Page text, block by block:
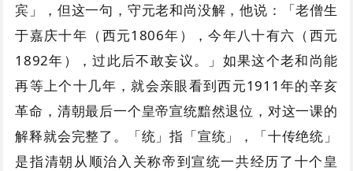
宾」，但这一句，守元老和尚没解，他说：「老僧生
于嘉庆十年（西元1806年），今年八十有六（西元
1892年），过此后不敢妄议。」如果这个老和尚能
再等上个十几年，就会亲眼看到西元1911年的辛亥
革命，清朝最后一个皇帝宣统黯然退位，对这一课的
解释就会完整了。「统」指「宣统」，「十传绝统」
是指清朝从顺治入关称帝到宣统一共经历了十个皇